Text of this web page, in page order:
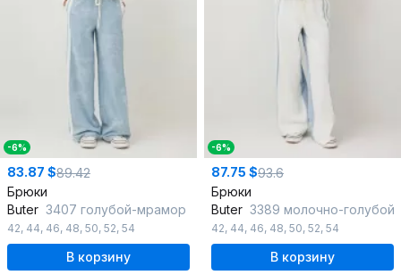
-6%
83.87 $89.42
Брюки
Butеr 3407 голубой-мрамор
42, 44, 46, 48, 50, 52, 54
В корзину
-6%
87.75 $93.6
Брюки
Butеr 3389 молочно-голубой
42, 44, 46, 48, 50, 52, 54
В корзину